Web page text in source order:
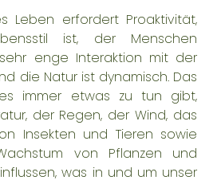
Leben erfordert Proaktivität,
ist, der Menschen
enge Interaktion mit der
die Natur ist dynamisch. Das
immer etwas zu tun gibt,
der Regen, der Wind, das
Insekten und Tieren sowie
von Pflanzen und
was in und um unser